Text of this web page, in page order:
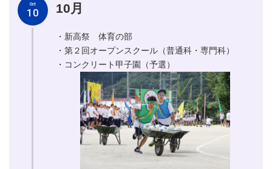
10月
・新高祭 体育の部
・第２回オープンスクール（普通科・専門科）
・コンクリート甲子園（予選）
Oct
10